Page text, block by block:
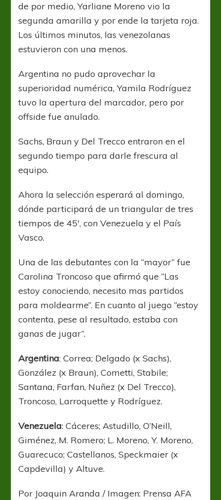
de por medio, Yarliane Moreno vio la
segunda amarilla y por ende la tarjeta roja.
Los últimos minutos, las venezolanas
estuvieron con una menos.
Argentina no pudo aprovechar la
superioridad numérica, Yamila Rodríguez
tuvo la apertura del marcador, pero por
offside fue anulado.
Sachs, Braun y Del Trecco entraron en el
segundo tiempo para darle frescura al
equipo.
Ahora la selección esperará al domingo,
dónde participará de un triangular de tres
tiempos de 45′, con Venezuela y el País
Vasco.
Una de las debutantes con la “mayor” fue
Carolina Troncoso que afirmó que “Las
estoy conociendo, necesito mas partidos
para moldearme”. En cuanto al juego “estoy
contenta, pese al resultado, estaba con
ganas de jugar”.
Argentina: Correa; Delgado (x Sachs),
González (x Braun), Cometti, Stabile;
Santana, Farfan, Nuñez (x Del Trecco),
Troncoso, Larroquette y Rodríguez.
Venezuela: Cáceres; Astudillo, O’Neill,
Giménez, M. Romero; L. Moreno, Y. Moreno,
Guarecuco; Castellanos, Speckmaier (x
Capdevilla) y Altuve.
Por Joaquin Aranda / Imagen: Prensa AFA